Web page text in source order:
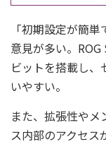
「初期設定が簡
意見が多い。
ビットを搭載し
いやすい。
また、拡張性や
ス内部のアクセス